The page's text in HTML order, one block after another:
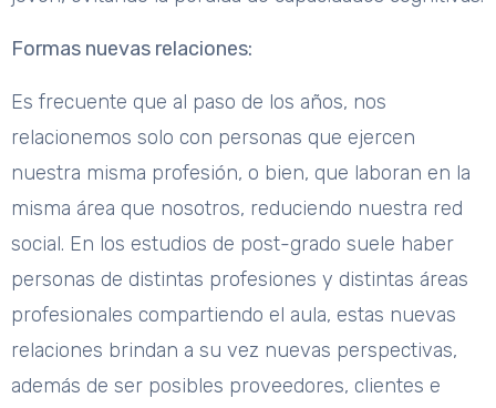
Formas nuevas relaciones:
Es frecuente que al paso de los años, nos
relacionemos solo con personas que ejercen
nuestra misma profesión, o bien, que laboran en la
misma área que nosotros, reduciendo nuestra red
social. En los estudios de post-grado suele haber
personas de distintas profesiones y distintas áreas
profesionales compartiendo el aula, estas nuevas
relaciones brindan a su vez nuevas perspectivas,
además de ser posibles proveedores, clientes e